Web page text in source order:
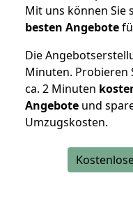
Mit uns können Sie
besten Angebote
Die
Minuten. Probieren
ca. 2 Minuten
Angebote und
Umzugskosten.